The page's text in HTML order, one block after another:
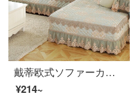
戴蒂欧式ソファーカバー全カバークッション布芸ソファーパッド123組み合わせ夏四季通用の窓枠マットカスタム伊莉莎-青片片70*70 cm+17裾
¥214~